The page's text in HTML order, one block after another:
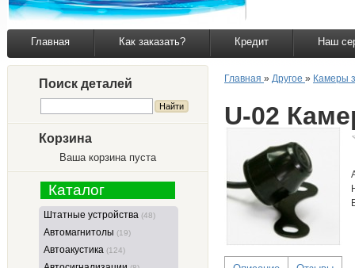
Главная Как заказать? Кредит Наш
Поиск деталей
Корзина
Ваша корзина пуста
Каталог
Штатные устройства (48)
Автомагнитолы (19)
Автоакустика (124)
Главная » Другое » Камеры
U-02